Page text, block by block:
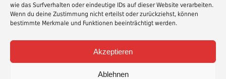
wie das Surfverhalten oder eindeutige IDs auf dieser Website verarbeiten.
Wenn du deine Zustimmung nicht erteilst oder zurückziehst, können
bestimmte Merkmale und Funktionen beeinträchtigt werden.
Akzeptieren
Ablehnen
TERMINE
am 21. November 2026